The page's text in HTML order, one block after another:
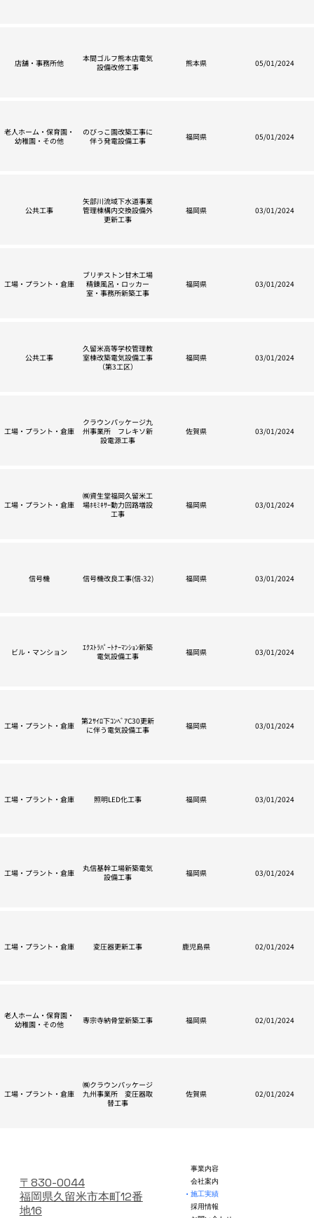
店舗・事務所他
本間ゴルフ熊本店電気
設備改修工事
熊本県 05/01/2024
老人ホーム・保育園・
幼稚園・その他
のびっこ園改築工事に
伴う発電設備工事
福岡県 05/01/2024
公共工事
矢部川流域下水道事業
管理棟構内交換設備外
更新工事
福岡県 03/01/2024
工場・プラント・倉庫
ブリヂストン甘木工場
精錬風呂・ロッカー
室・事務所新築工事
福岡県 03/01/2024
公共工事
久留米高等学校管理教
室棟改築電気設備工事
（第3工区）
福岡県 03/01/2024
工場・プラント・倉庫
クラウンパッケージ九
州事業所 フレキソ新
設電源工事
佐賀県 03/01/2024
工場・プラント・倉庫
㈱資生堂福岡久留米工
場ﾎﾓﾐｷｻｰ動力回路増設
工事
福岡県 03/01/2024
信号機 信号機改良工事(信-32) 福岡県 03/01/2024
ビル・マンション
ｴｸｽﾄﾗﾊﾟｰﾄﾅｰﾏﾝｼｮﾝ新築
電気設備工事
福岡県 03/01/2024
工場・プラント・倉庫
第2ｻｲﾛ下ｺﾝﾍﾞｱC30更新
に伴う電気設備工事
福岡県 03/01/2024
工場・プラント・倉庫 照明LED化工事 福岡県 03/01/2024
工場・プラント・倉庫
丸信基幹工場新築電気
設備工事
福岡県 03/01/2024
工場・プラント・倉庫 変圧器更新工事 鹿児島県 02/01/2024
老人ホーム・保育園・
幼稚園・その他
専宗寺納骨堂新築工事 福岡県 02/01/2024
工場・プラント・倉庫
㈱クラウンパッケージ
九州事業所 変圧器取
替工事
佐賀県 02/01/2024
〒830-0044
福岡県久留米市本町12番
地16
事業内容
会社案内
施工実績
採用情報